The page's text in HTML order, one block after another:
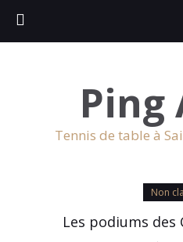
Ping
Tennis de table à
Non
Les podiums des